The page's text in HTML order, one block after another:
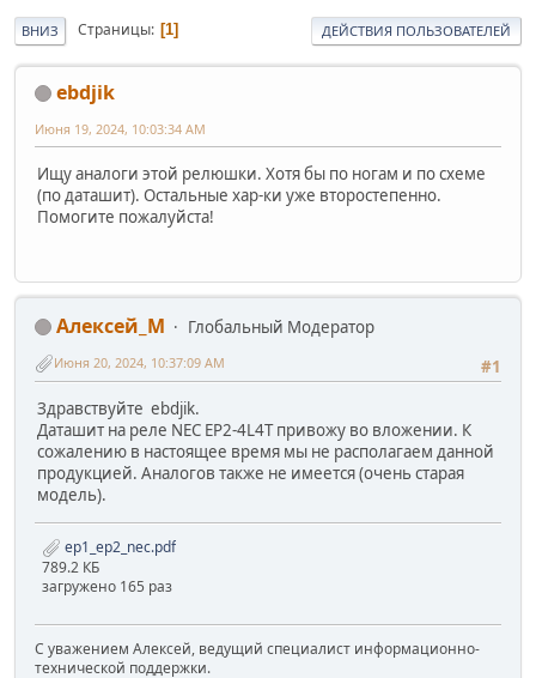
ВНИЗ Страницы 1 ДЕЙСТВИЯ ПОЛЬЗОВАТЕЛЕЙ
ebdjik
Июня 19, 2024, 10:03:34 AM
Ищу аналоги этой релюшки. Хотя бы по ногам и по схеме
(по даташит). Остальные хар-ки уже второстепенно.
Помогите пожалуйста!
Алексей_М
Глобальный Модератор
#1
Июня 20, 2024, 10:37:09 AM
Здравствуйте ebdjik.
Даташит на реле NEC EP2-4L4T привожу во вложении. К
сожалению в настоящее время мы не располагаем данной
продукцией. Аналогов также не имеется (очень старая
модель).
ep1_ep2_nec.pdf
789.2 КБ
загружено 165 раз
С уважением Алексей, ведущий специалист информационно-
технической поддержки.